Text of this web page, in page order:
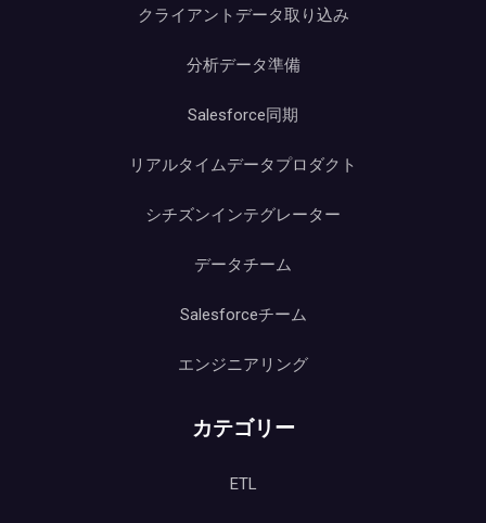
クライアントデータ取り込み
分析データ準備
Salesforce同期
リアルタイムデータプロダクト
シチズンインテグレーター
データチーム
Salesforceチーム
エンジニアリング
カテゴリー
ETL